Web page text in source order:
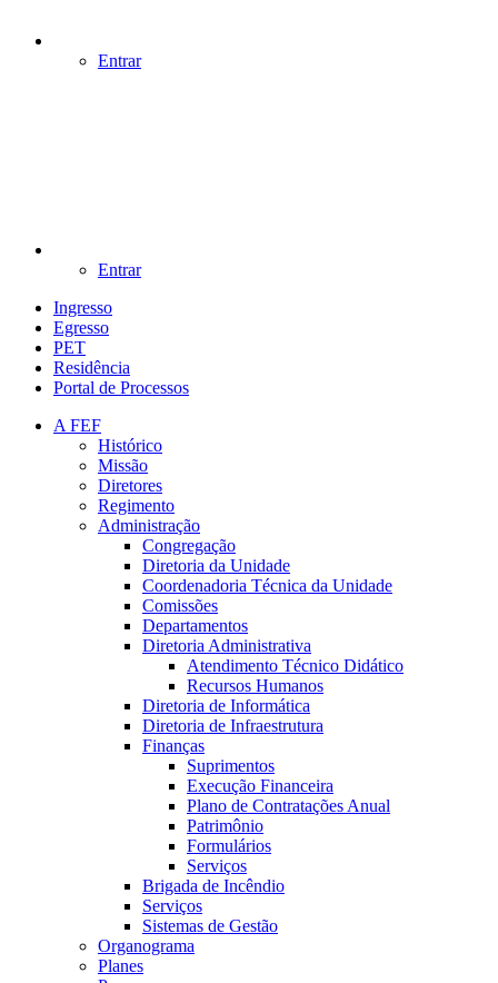
Entrar
Entrar
Ingresso
Egresso
PET
Residência
Portal de Processos
A FEF
Histórico
Missão
Diretores
Regimento
Administração
Congregação
Diretoria da Unidade
Coordenadoria Técnica da Unidade
Comissões
Departamentos
Diretoria Administrativa
Atendimento Técnico Didático
Recursos Humanos
Diretoria de Informática
Diretoria de Infraestrutura
Finanças
Suprimentos
Execução Financeira
Plano de Contratações Anual
Patrimônio
Formulários
Serviços
Brigada de Incêndio
Serviços
Sistemas de Gestão
Organograma
Planes